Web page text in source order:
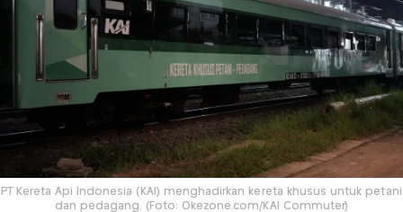
PT Kereta Api Indonesia (KAI) menghadirkan kereta khusus untuk petani
dan pedagang. (Foto: Okezone.com/KAI Commuter)